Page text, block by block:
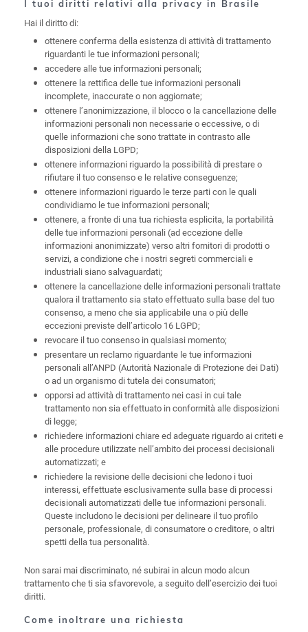
I tuoi diritti relativi alla privacy in Brasile
Hai il diritto di:
ottenere conferma della esistenza di attività di trattamento
riguardanti le tue informazioni personali;
accedere alle tue informazioni personali;
ottenere la rettifica delle tue informazioni personali
incomplete, inaccurate o non aggiornate;
ottenere l’anonimizzazione, il blocco o la cancellazione delle
informazioni personali non necessarie o eccessive, o di
quelle informazioni che sono trattate in contrasto alle
disposizioni della LGPD;
ottenere informazioni riguardo la possibilità di prestare o
rifiutare il tuo consenso e le relative conseguenze;
ottenere informazioni riguardo le terze parti con le quali
condividiamo le tue informazioni personali;
ottenere, a fronte di una tua richiesta esplicita, la portabilità
delle tue informazioni personali (ad eccezione delle
informazioni anonimizzate) verso altri fornitori di prodotti o
servizi, a condizione che i nostri segreti commerciali e
industriali siano salvaguardati;
ottenere la cancellazione delle informazioni personali trattate
qualora il trattamento sia stato effettuato sulla base del tuo
consenso, a meno che sia applicabile una o più delle
eccezioni previste dell’articolo 16 LGPD;
revocare il tuo consenso in qualsiasi momento;
presentare un reclamo riguardante le tue informazioni
personali all’ANPD (Autorità Nazionale di Protezione dei Dati)
o ad un organismo di tutela dei consumatori;
opporsi ad attività di trattamento nei casi in cui tale
trattamento non sia effettuato in conformità alle disposizioni
di legge;
richiedere informazioni chiare ed adeguate riguardo ai criteti e
alle procedure utilizzate nell’ambito dei processi decisionali
automatizzati; e
richiedere la revisione delle decisioni che ledono i tuoi
interessi, effettuate esclusivamente sulla base di processi
decisionali automatizzati delle tue informazioni personali.
Queste includono le decisioni per delineare il tuo profilo
personale, professionale, di consumatore o creditore, o altri
spetti della tua personalità.
Non sarai mai discriminato, né subirai in alcun modo alcun
trattamento che ti sia sfavorevole, a seguito dell’esercizio dei tuoi
diritti.
Come inoltrare una richiesta